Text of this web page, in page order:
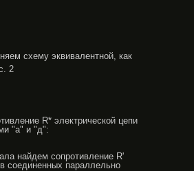
схему эквивалентной, как
2
R* электрической цепи
"а" и "д":
найдем сопротивление R'
соединенных параллельно